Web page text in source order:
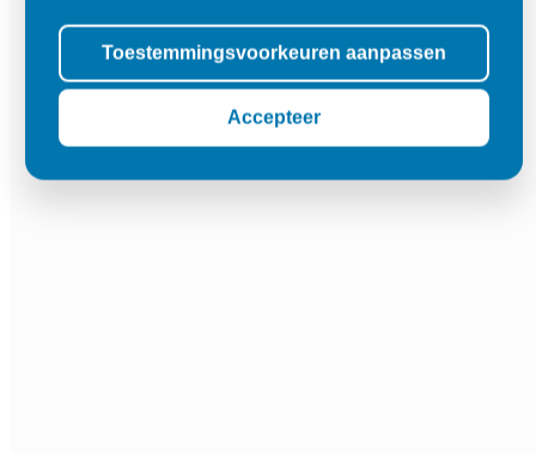
Toestemmingsvoorkeuren aanpassen
Accepteer